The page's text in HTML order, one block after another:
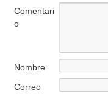
Comentari
o
Nombre
Correo